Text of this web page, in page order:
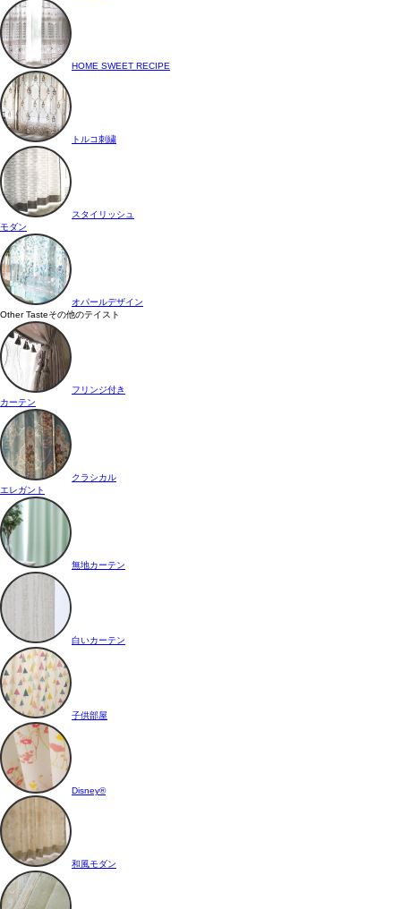
HOME SWEET RECIPE
トルコ刺繍
スタイリッシュ
モダン
オパールデザイン
Other Tasteその他のテイスト
フリンジ付き
カーテン
クラシカル
エレガント
無地カーテン
白いカーテン
子供部屋
Disney®
和風モダン